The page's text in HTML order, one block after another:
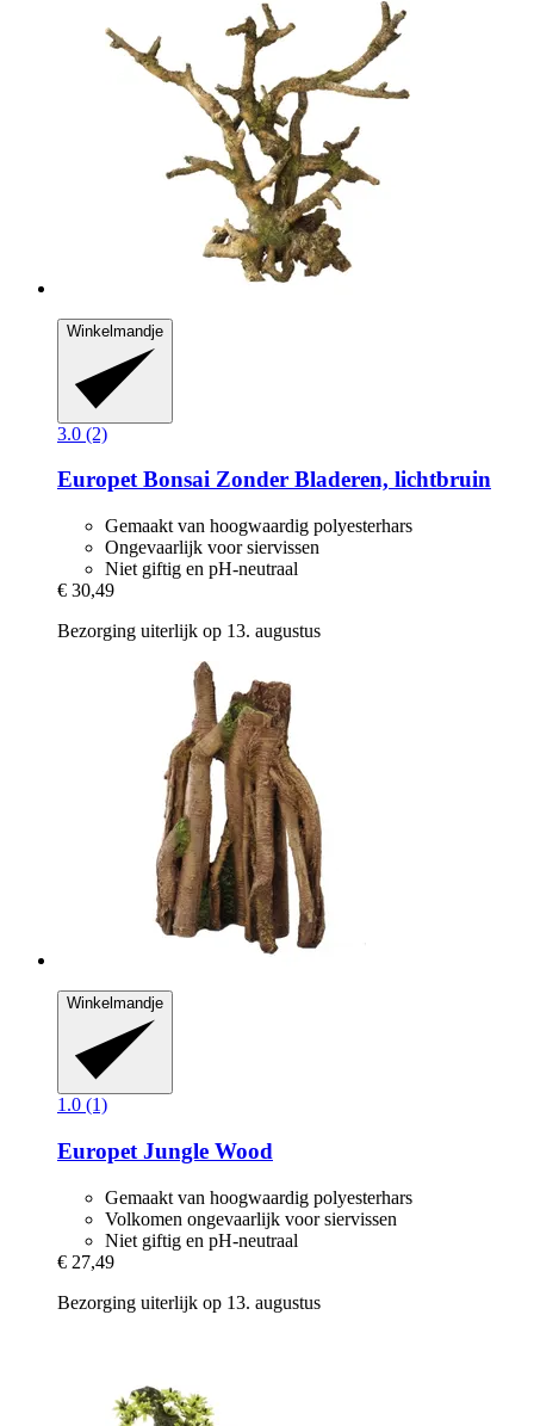
Winkelmandje
3.0 (2)
EuropetBonsai Zonder Bladeren, lichtbruin
Gemaakt van hoogwaardig polyesterhars
Ongevaarlijk voor siervissen
Niet giftig en pH-neutraal
€ 30,49
Bezorging uiterlijk op 13. augustus
Winkelmandje
1.0 (1)
Europet Jungle Wood
Gemaakt van hoogwaardig polyesterhars
Volkomen ongevaarlijk voor siervissen
Niet giftig en pH-neutraal
€ 27,49
Bezorging uiterlijk op 13. augustus